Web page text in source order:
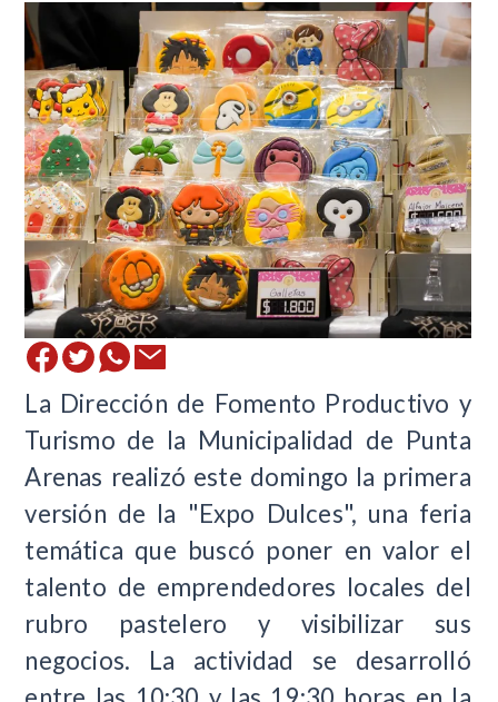
La Dirección de Fomento Productivo y
Turismo de la Municipalidad de Punta
Arenas realizó este domingo la primera
versión de la "Expo Dulces", una feria
temática que buscó poner en valor el
talento de emprendedores locales del
rubro pastelero y visibilizar sus
negocios. La actividad se desarrolló